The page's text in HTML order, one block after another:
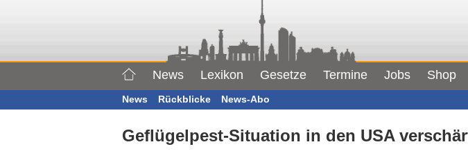
News Lexikon Gesetze Termine Jobs Shop
News Rückblicke News-Abo
Geflügelpest-Situation in den USA